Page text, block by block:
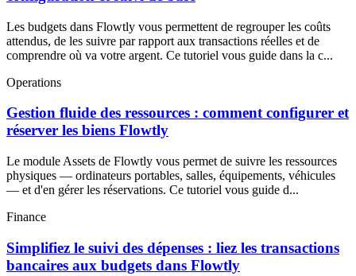
Les budgets dans Flowtly vous permettent de regrouper les coûts
attendus, de les suivre par rapport aux transactions réelles et de
comprendre où va votre argent. Ce tutoriel vous guide dans la c...
Operations
Gestion fluide des ressources : comment configurer et
réserver les biens Flowtly
Le module Assets de Flowtly vous permet de suivre les ressources
physiques — ordinateurs portables, salles, équipements, véhicules
— et d'en gérer les réservations. Ce tutoriel vous guide d...
Finance
Simplifiez le suivi des dépenses : liez les transactions
bancaires aux budgets dans Flowtly